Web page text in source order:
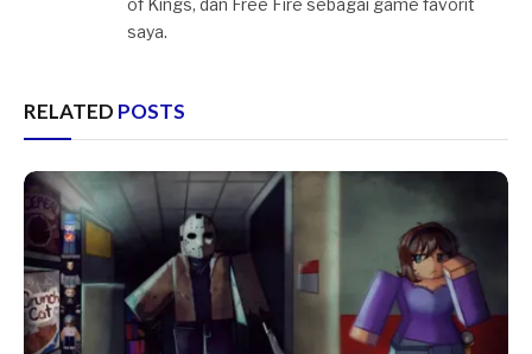
of Kings, dan Free Fire sebagai game favorit
saya.
RELATED POSTS